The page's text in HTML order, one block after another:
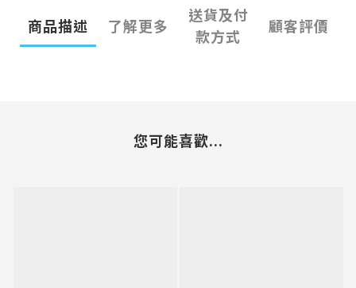
商品描述 了解更多
送貨及付
款方式
顧客評價
您可能喜歡...